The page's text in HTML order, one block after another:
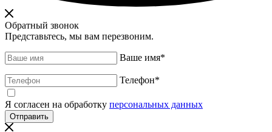
Обратный звонок
Представьтесь, мы вам перезвоним.
Ваше имя*
Телефон*
Я согласен на обработку персональных данных